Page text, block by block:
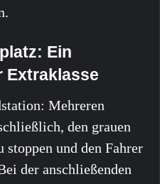
Ein
Extraklasse
Mehreren
den grauen
und den Fahrer
der anschließenden